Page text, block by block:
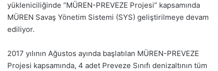
yükleniciliğinde “MÜREN-PREVEZE Projesi” kapsamında
MÜREN Savaş Yönetim Sistemi (SYS) geliştirilmeye devam
ediliyor.
2017 yılının Ağustos ayında başlatılan MÜREN-PREVEZE
Projesi kapsamında, 4 adet Preveze Sınıfı denizaltının tüm